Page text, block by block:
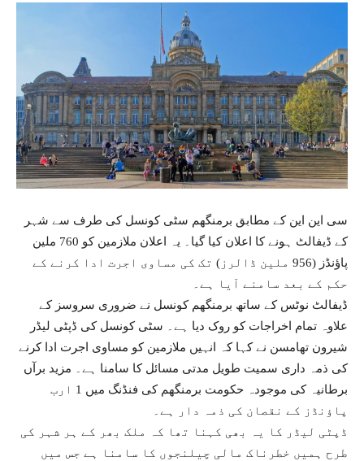
سی این این کے مطابق برمنگھم سٹی کونسل کی طرف سے شہر
کے ڈیفالٹ ہونے کا اعلان کیا گیا۔ یہ اعلان ملازمین کو 760 ملین
پاؤنڈز (956 ملین ڈالرز) تک کی مساوی اجرت ادا کرنے کے
حکم کے بعد سامنے آیا ہے۔
ڈیفالٹ نوٹس کے ساتھ برمنگھم کونسل نے ضروری سروسز کے
علاوہ تمام اخراجات کو روک دیا ہے۔ سٹی کونسل کی ڈپٹی لیڈر
شیرون تھامسن نے کہا کہ انہیں ملازمین کو مساوی اجرت ادا کرنے
کی ذمہ داری سمیت طویل مدتی مسائل کا سامنا ہے۔ مزید برآں
برطانیہ کی موجودہ حکومت برمنگھم کی فنڈنگ میں 1 ارب
پاؤنڈز کے نقصان کی ذمہ دار ہے۔
ڈپٹی لیڈر کا یہ بھی کہنا تھا کہ ملک بھر کے ہر شہر کی
طرح ہمیں خطرناک مالی چیلنجوں کا سامنا ہے جس میں